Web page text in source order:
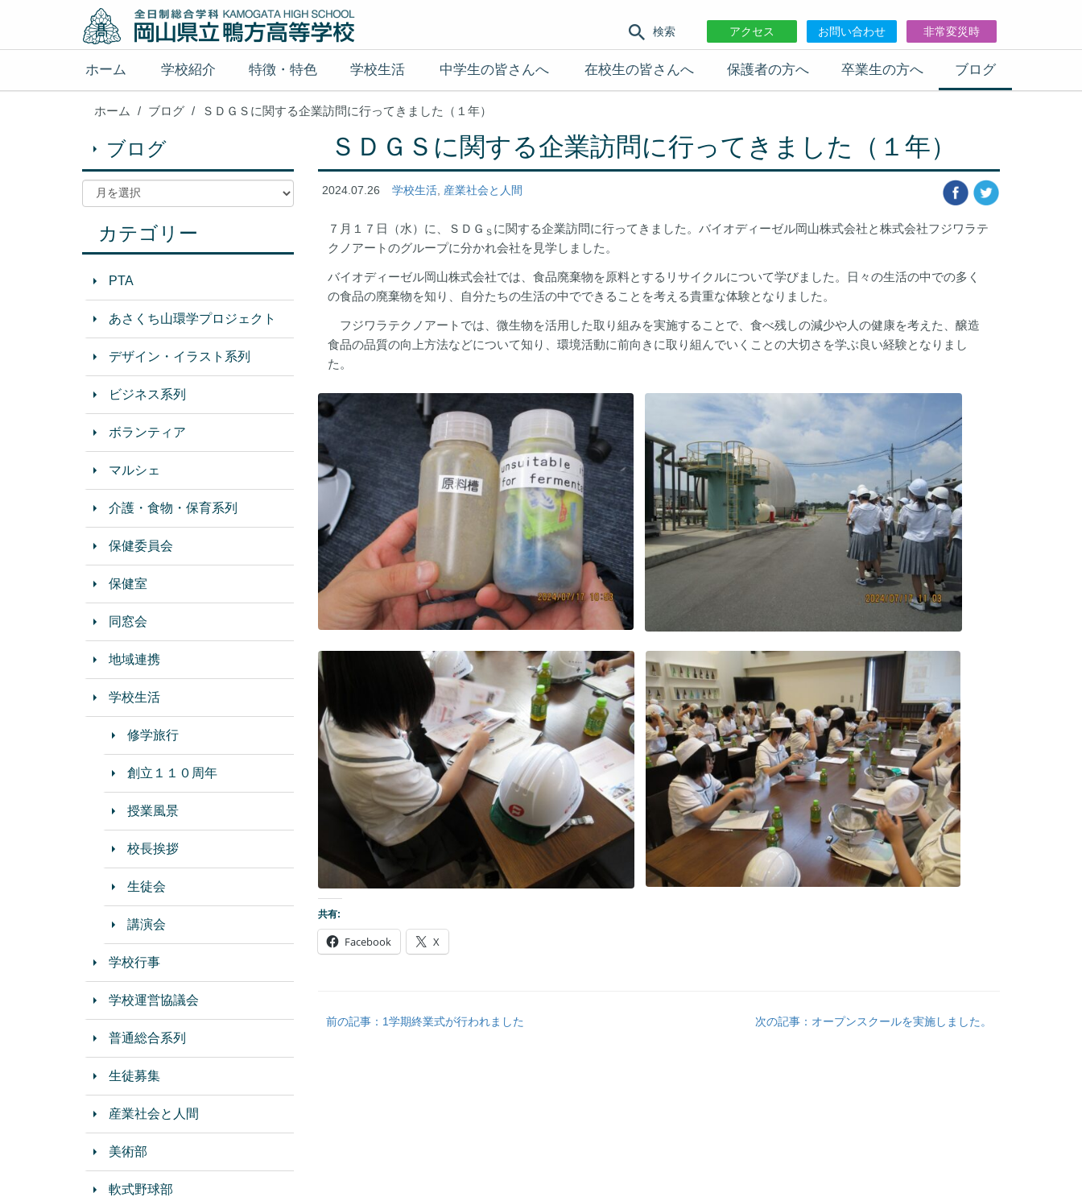
検索 アクセス お問い合わせ 非常変災時
ホーム 学校紹介 特徴・特色 学校生活 中学生の皆さんへ 在校生の皆さんへ 保護者の方へ 卒業生の方へ ブログ
ホーム ブログ ＳＤＧＳに関する企業訪問に行ってきました（１年）
ＳＤＧＳに関する企業訪問に行ってきました（１年）
2024.07.26 学校生活, 産業社会と人間
７月１７日（水）に、ＳＤＧ Ｓ に関する企業訪問に行ってきました。バイオディーゼル岡山株式会社と株式会社フジワラテ
クノアートのグループに分かれ会社を見学しました。
バイオディーゼル岡山株式会社では、食品廃棄物を原料とするリサイクルについて学びました。日々の生活の中での多く
の食品の廃棄物を知り、自分たちの生活の中でできることを考える貴重な体験となりました。
フジワラテクノアートでは、微生物を活用した取り組みを実施することで、食べ残しの減少や人の健康を考えた、醸造
食品の品質の向上方法などについて知り、環境活動に前向きに取り組んでいくことの大切さを学ぶ良い経験となりまし
た。
共有:
Facebook X
前の記事：1学期終業式が行われました 次の記事：オープンスクールを実施しました。
ブログ
カテゴリー
PTA
あさくち山環学プロジェクト
デザイン・イラスト系列
ビジネス系列
ボランティア
マルシェ
介護・食物・保育系列
保健委員会
保健室
同窓会
地域連携
学校生活
修学旅行
創立１１０周年
授業風景
校長挨拶
生徒会
講演会
学校行事
学校運営協議会
普通総合系列
生徒募集
産業社会と人間
美術部
軟式野球部